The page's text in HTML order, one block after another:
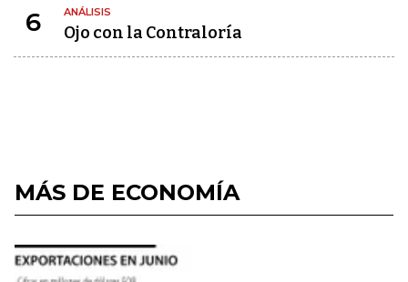
6 ANÁLISIS
Ojo con la Contraloría
MÁS DE ECONOMÍA